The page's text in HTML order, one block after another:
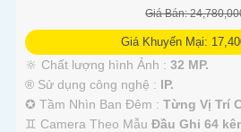
Giá Bán:
Giá Khuyến Mại:
🔆 Chất lượng hình Ảnh : 32 MP.
®️ Sử dụng công nghệ : IP.
✪ Tầm Nhìn Ban Đêm : Từng Vị Trí
♊ Camera Theo Mẫu Đầu Ghi 64